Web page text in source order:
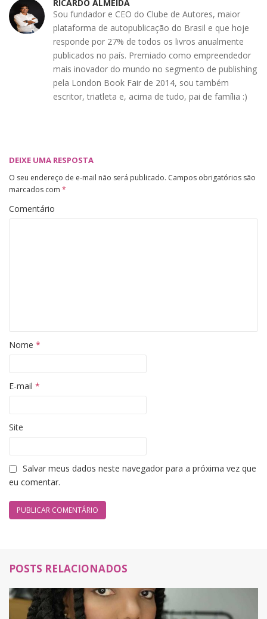
RICARDO ALMEIDA
Sou fundador e CEO do Clube de Autores, maior
plataforma de autopublicação do Brasil e que hoje
responde por 27% de todos os livros anualmente
publicados no país. Premiado como empreendedor
mais inovador do mundo no segmento de publishing
pela London Book Fair de 2014, sou também
escritor, triatleta e, acima de tudo, pai de família :)
DEIXE UMA RESPOSTA
O seu endereço de e-mail não será publicado. Campos obrigatórios são
marcados com *
Comentário
Nome *
E-mail *
Site
Salvar meus dados neste navegador para a próxima vez que
eu comentar.
POSTS RELACIONADOS